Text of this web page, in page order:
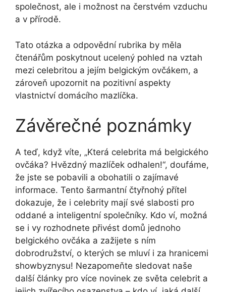
společnost, ale i⁢ možnost‌ na čerstvém vzduchu
a v přírodě.
Tato otázka a odpovědní rubrika by měla
čtenářům ⁣poskytnout ucelený pohled na vztah
mezi celebritou a jejím belgickým ovčákem, a
zároveň upozornit na‌ pozitivní aspekty
vlastnictví ⁤domácího mazlíčka.
Závěrečné‍ poznámky
A teď, když víte, „Která celebrita má belgického ​
ovčáka? Hvězdný mazlíček ⁢odhalen!“, doufáme,
že​ jste ‌se pobavili a obohatili o zajímavé
informace. Tento šarmantní čtyřnohý přítel
dokazuje, že i celebrity mají své ⁢slabosti pro
oddané a⁣ inteligentní ⁤společníky. Kdo ví, ⁣možná
se i vy rozhodnete přivést domů jednoho
belgického ovčáka a‌ zažijete s ním⁣
dobrodružství, o kterých se mluví ⁤i za hranicemi⁣
showbyznysu! Nezapomeňte sledovat naše
další články pro⁤ více novinek⁣ ze světa celebrit a